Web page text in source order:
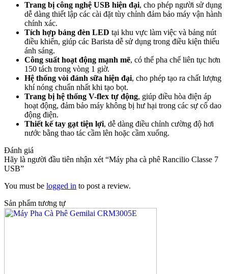
Trang bị công nghệ USB hiện đại, cho phép người sử dụng
dễ dàng thiết lập các cài đặt tùy chỉnh đảm bảo máy vận hành
chính xác.
Tích hợp bảng đèn LED tại khu vực làm việc và bảng nút
điều khiển, giúp các Barista dễ sử dụng trong điều kiện thiếu
ánh sáng.
Công suất hoạt động mạnh mẽ, có thể pha chế liên tục hơn
150 tách trong vòng 1 giờ.
Hệ thống vòi đánh sữa hiện đại, cho phép tạo ra chất lượng
khí nóng chuẩn nhất khi tạo bọt.
Trang bị hệ thống V-flex tự động, giúp điều hòa điện áp
hoạt động, đảm bảo máy không bị hư hại trong các sự cố dao
động điện.
Thiết kế tay gạt tiện lợi, dễ dàng điều chỉnh cường độ hơi
nước bằng thao tác cầm lên hoặc cầm xuống.
Đánh giá
Hãy là người đầu tiên nhận xét “Máy pha cà phê Rancilio Classe 7
USB”
You must be logged in to post a review.
Sản phẩm tương tự